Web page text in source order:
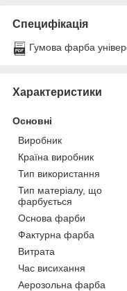
Специфікація
Гумова фарба
Характеристики
Основні
Виробник
Країна виробник
Тип використання
Тип матеріалу, що
фарбується
Основа фарби
Фактурна фарба
Витрата
Час висихання
Аерозольна фарба